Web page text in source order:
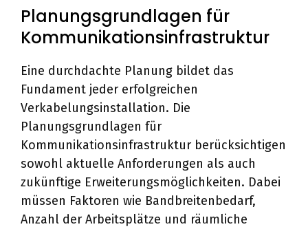
Planungsgrundlagen für
Kommunikationsinfrastruktur
Eine durchdachte Planung bildet das
Fundament jeder erfolgreichen
Verkabelungsinstallation. Die
Planungsgrundlagen für
Kommunikationsinfrastruktur berücksichtigen
sowohl aktuelle Anforderungen als auch
zukünftige Erweiterungsmöglichkeiten. Dabei
müssen Faktoren wie Bandbreitenbedarf,
Anzahl der Arbeitsplätze und räumliche